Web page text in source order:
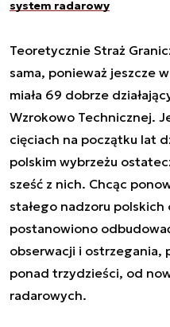
system radarowy
Teoretycznie Straż
sama, ponieważ jeszcze
miała 69 dobrze
Wzrokowo Technicznej.
cięciach na początku lat
polskim wybrzeżu
sześć z nich. Chcąc
stałego nadzoru polskich
postanowiono
obserwacji i ostrzegania,
ponad trzydzieści, od
radarowych.